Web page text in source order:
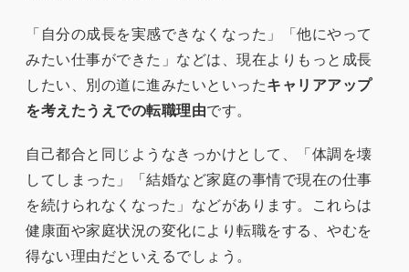
「自分の成長を実感できなくなった」「他にやって
みたい仕事ができた」などは、現在よりもっと成長
したい、別の道に進みたいといったキャリアアップ
を考えたうえでの転職理由です。
自己都合と同じようなきっかけとして、「体調を壊
してしまった」「結婚など家庭の事情で現在の仕事
を続けられなくなった」などがあります。これらは
健康面や家庭状況の変化により転職をする、やむを
得ない理由だといえるでしょう。